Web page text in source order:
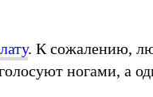
. К сожалению,
ногами, а